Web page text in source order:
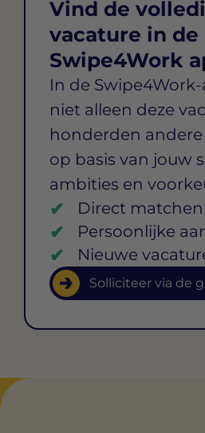
Vind de
vacature in de
Swipe4Work
In de
niet alleen deze
honderden andere
op basis van jouw
ambities en
Direct
Persoonlijke
Nieuwe
Solliciteer via de